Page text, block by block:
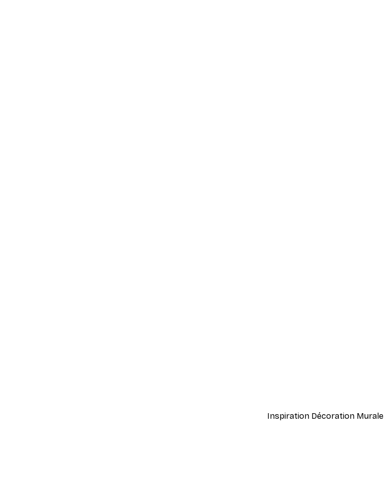
Inspiration Décoration Murale